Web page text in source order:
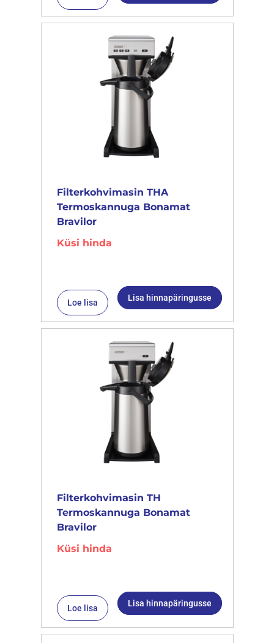
Filterkohvimasin THA
Termoskannuga Bonamat
Bravilor
Küsi hinda
Loe lisa Lisa hinnapäringusse
Filterkohvimasin TH
Termoskannuga Bonamat
Bravilor
Küsi hinda
Loe lisa Lisa hinnapäringusse